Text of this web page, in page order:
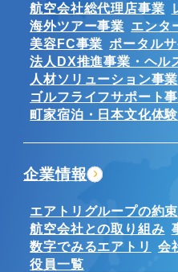
航空会社総代理店事業
海外ツアー事業 エンタ
美容FC事業 ポータル
法人DX推進事業・ヘル
人材ソリューション事業
ゴルフライフサポート
町家宿泊・日本文化体
企業情報
エアトリグループの約
航空会社との取り組み
数字でみるエアトリ
会
役員一覧